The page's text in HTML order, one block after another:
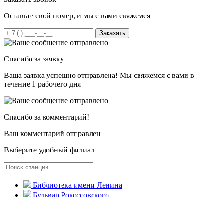
Оставьте свой номер, и мы с вами свяжемся
Заказать
Спасибо за заявку
Ваша заявка успешно отправлена! Мы свяжемся с вами в
течение 1 рабочего дня
Спасибо за комментарий!
Ваш комментарий отправлен
Выберите удобный филиал
Библиотека имени Ленина
Бульвар Рокоссовского